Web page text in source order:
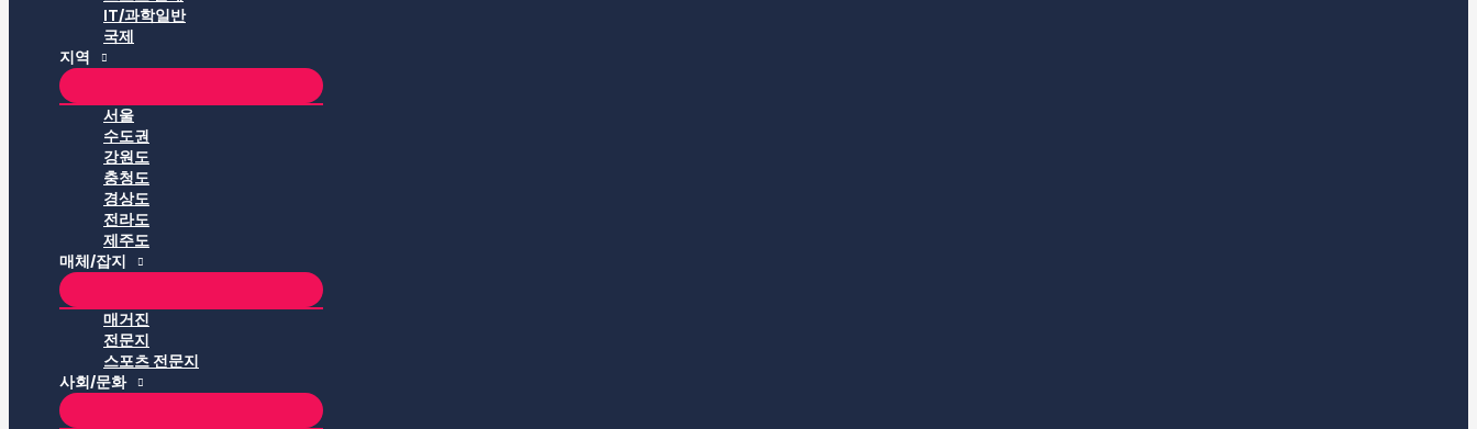
IT/과학일반
국제
지역
서울
수도권
강원도
충청도
경상도
전라도
제주도
매체/잡지
매거진
전문지
스포츠 전문지
사회/문화